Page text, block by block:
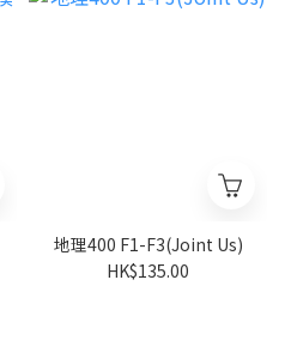
地理400 F1-F3(Joint Us)
HK$135.00